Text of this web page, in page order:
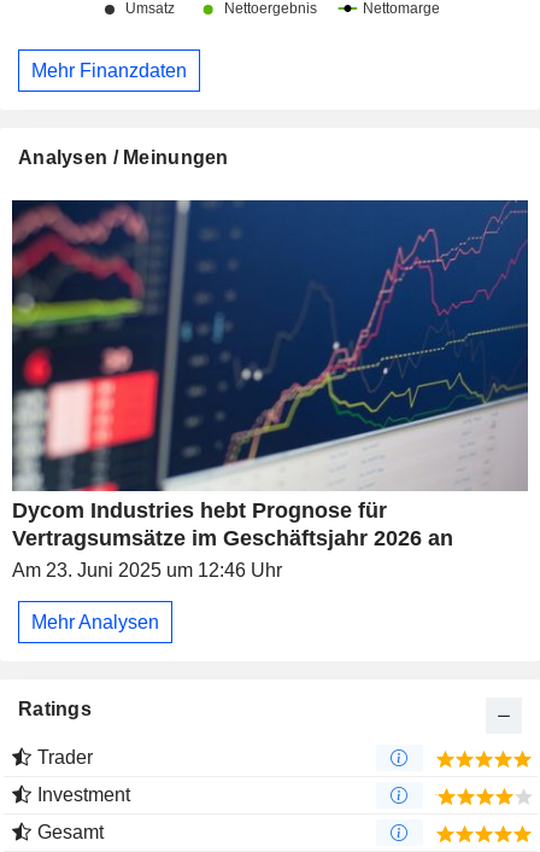
Mehr Finanzdaten
Analysen / Meinungen
Dycom Industries hebt Prognose für
Vertragsumsätze im Geschäftsjahr 2026 an
Am 23. Juni 2025 um 12:46 Uhr
Mehr Analysen
Ratings
Trader
Investment
Gesamt